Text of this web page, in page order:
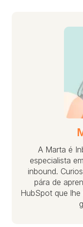
A Marta é
especialista
inbound.
pára de
HubSpot que